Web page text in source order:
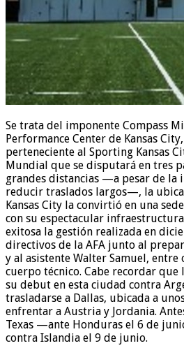
Se trata del imponente Compass
Performance Center de Kansas
perteneciente al Sporting Kansas
Mundial que se disputará en tres
grandes distancias —a pesar de la
reducir traslados largos—, la
Kansas City la convirtió en una
con su espectacular
exitosa la gestión realizada en
directivos de la AFA junto al
y al asistente Walter Samuel, entre
cuerpo técnico. Cabe recordar que
su debut en esta ciudad contra
trasladarse a Dallas, ubicada a
enfrentar a Austria y Jordania.
Texas —ante Honduras el 6 de
contra Islandia el 9 de junio.